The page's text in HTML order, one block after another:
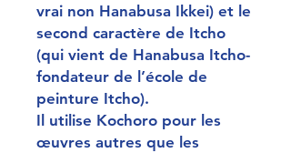
vrai non Hanabusa Ikkei) et le
second caractère de Itcho
(qui vient de Hanabusa Itcho-
fondateur de l’école de
peinture Itcho).
Il utilise Kochoro pour les
œuvres autres que les